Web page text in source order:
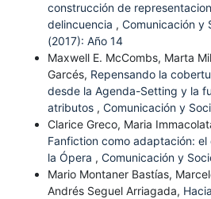
construcción de
delincuencia , Comunicación y
(2017): Año 14
Maxwell E. McCombs, Marta
Garcés, Repensando la
desde la Agenda-Setting y la
atributos , Comunicación y
Clarice Greco, Maria
Fanfiction como adaptación: el
la Ópera , Comunicación y
Mario Montaner Bastías,
Andrés Seguel Arriagada,